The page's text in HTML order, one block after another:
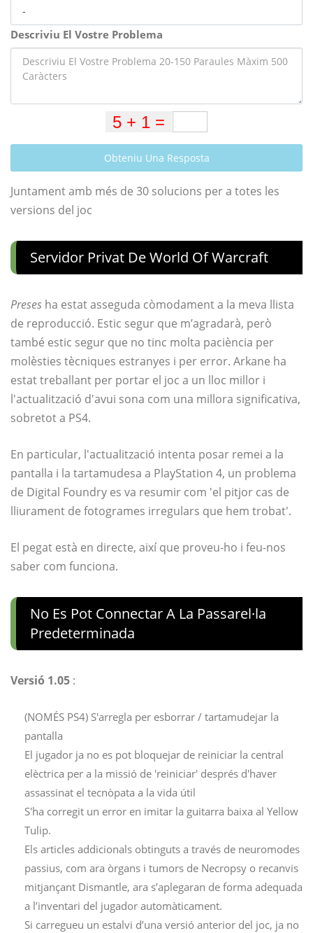
Descriviu El Vostre Problema
Obteniu Una Resposta
Juntament amb més de 30 solucions per a totes les
versions del joc
Servidor Privat De World Of Warcraft
Preses ha estat asseguda còmodament a la meva llista
de reproducció. Estic segur que m’agradarà, però
també estic segur que no tinc molta paciència per
molèsties tècniques estranyes i per error. Arkane ha
estat treballant per portar el joc a un lloc millor i
l'actualització d'avui sona com una millora significativa,
sobretot a PS4.
En particular, l'actualització intenta posar remei a la
pantalla i la tartamudesa a PlayStation 4, un problema
de Digital Foundry es va resumir com 'el pitjor cas de
lliurament de fotogrames irregulars que hem trobat'.
El pegat està en directe, així que proveu-ho i feu-nos
saber com funciona.
No Es Pot Connectar A La Passarel·la
Predeterminada
Versió 1.05 :
(NOMÉS PS4) S'arregla per esborrar / tartamudejar la
pantalla
El jugador ja no es pot bloquejar de reiniciar la central
elèctrica per a la missió de 'reiniciar' després d'haver
assassinat el tecnòpata a la vida útil
S'ha corregit un error en imitar la guitarra baixa al Yellow
Tulip.
Els articles addicionals obtinguts a través de neuromodes
passius, com ara òrgans i tumors de Necropsy o recanvis
mitjançant Dismantle, ara s’aplegaran de forma adequada
a l’inventari del jugador automàticament.
Si carregueu un estalvi d’una versió anterior del joc, ja no